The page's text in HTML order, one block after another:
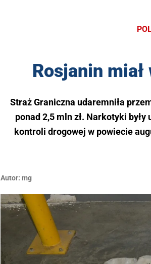
Rosjanin
Straż Graniczna udaremniła
ponad 2,5 mln zł. Narkotyki
kontroli drogowej w powiecie
Autor: mg